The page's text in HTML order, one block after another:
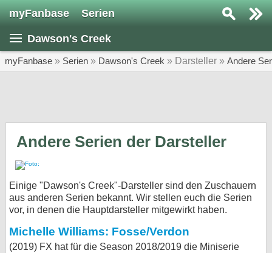
myFanbase Serien
Dawson's Creek
myFanbase » Serien » Dawson's Creek » Darsteller » Andere
Andere Serien der Darsteller
Einige "Dawson's Creek"-Darsteller sind den Zuschauern
aus anderen Serien bekannt. Wir stellen euch die Serien
vor, in denen die Hauptdarsteller mitgewirkt haben.
Michelle Williams: Fosse/Verdon
(2019) FX hat für die Season 2018/2019 die Miniserie
SERIEN
Specials
SERVICE
Gewinnspiele